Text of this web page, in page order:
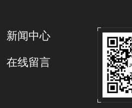
新闻中心
在线留言